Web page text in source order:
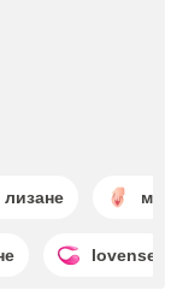
лизане
lovense